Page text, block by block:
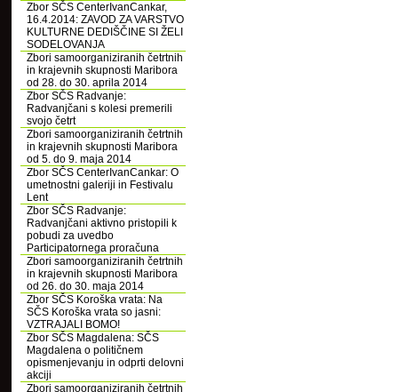
Zbor SČS CenterIvanCankar,
16.4.2014: ZAVOD ZA VARSTVO
KULTURNE DEDIŠČINE SI ŽELI
SODELOVANJA
Zbori samoorganiziranih četrtnih
in krajevnih skupnosti Maribora
od 28. do 30. aprila 2014
Zbor SČS Radvanje:
Radvanjčani s kolesi premerili
svojo četrt
Zbori samoorganiziranih četrtnih
in krajevnih skupnosti Maribora
od 5. do 9. maja 2014
Zbor SČS CenterIvanCankar: O
umetnostni galeriji in Festivalu
Lent
Zbor SČS Radvanje:
Radvanjčani aktivno pristopili k
pobudi za uvedbo
Participatornega proračuna
Zbori samoorganiziranih četrtnih
in krajevnih skupnosti Maribora
od 26. do 30. maja 2014
Zbor SČS Koroška vrata: Na
SČS Koroška vrata so jasni:
VZTRAJALI BOMO!
Zbor SČS Magdalena: SČS
Magdalena o političnem
opismenjevanju in odprti delovni
akciji
Zbori samoorganiziranih četrtnih